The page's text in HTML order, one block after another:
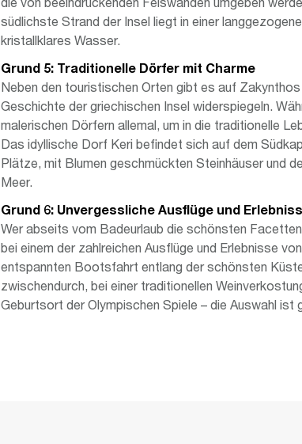
südlichste Strand der Insel liegt in einer
kristallklares Wasser.
Grund 5: Traditionelle Dörfer mit Charme
Neben den touristischen Orten gibt es auf
Geschichte der griechischen Insel widerspiegeln.
malerischen Dörfern allemal, um in die traditionelle
Das idyllische Dorf Keri befindet sich auf dem
Plätze, mit Blumen geschmückten Steinhäuser und
Meer.
Grund 6: Unvergessliche Ausflüge und
Wer abseits vom Badeurlaub die schönsten
bei einem der zahlreichen Ausflüge und Erlebnisse
entspannten Bootsfahrt entlang der schönsten
zwischendurch, bei einer traditionellen
Geburtsort der Olympischen Spiele – die Auswahl ist